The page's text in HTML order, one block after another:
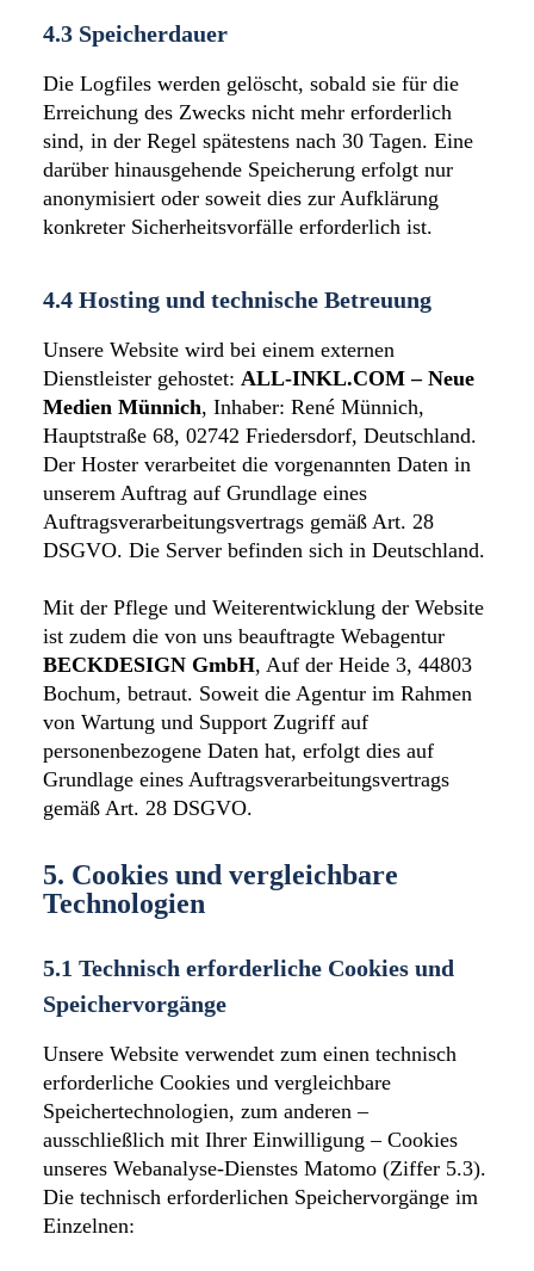
4.3 Speicherdauer
Die Logfiles werden gelöscht, sobald sie für die
Erreichung des Zwecks nicht mehr erforderlich
sind, in der Regel spätestens nach 30 Tagen. Eine
darüber hinausgehende Speicherung erfolgt nur
anonymisiert oder soweit dies zur Aufklärung
konkreter Sicherheitsvorfälle erforderlich ist.
4.4 Hosting und technische Betreuung
Unsere Website wird bei einem externen
Dienstleister gehostet: ALL-INKL.COM – Neue
Medien Münnich, Inhaber: René Münnich,
Hauptstraße 68, 02742 Friedersdorf, Deutschland.
Der Hoster verarbeitet die vorgenannten Daten in
unserem Auftrag auf Grundlage eines
Auftragsverarbeitungsvertrags gemäß Art. 28
DSGVO. Die Server befinden sich in Deutschland.
Mit der Pflege und Weiterentwicklung der Website
ist zudem die von uns beauftragte Webagentur
BECKDESIGN GmbH, Auf der Heide 3, 44803
Bochum, betraut. Soweit die Agentur im Rahmen
von Wartung und Support Zugriff auf
personenbezogene Daten hat, erfolgt dies auf
Grundlage eines Auftragsverarbeitungsvertrags
gemäß Art. 28 DSGVO.
5. Cookies und vergleichbare
Technologien
5.1 Technisch erforderliche Cookies und
Speichervorgänge
Unsere Website verwendet zum einen technisch
erforderliche Cookies und vergleichbare
Speichertechnologien, zum anderen –
ausschließlich mit Ihrer Einwilligung – Cookies
unseres Webanalyse-Dienstes Matomo (Ziffer 5.3).
Die technisch erforderlichen Speichervorgänge im
Einzelnen: